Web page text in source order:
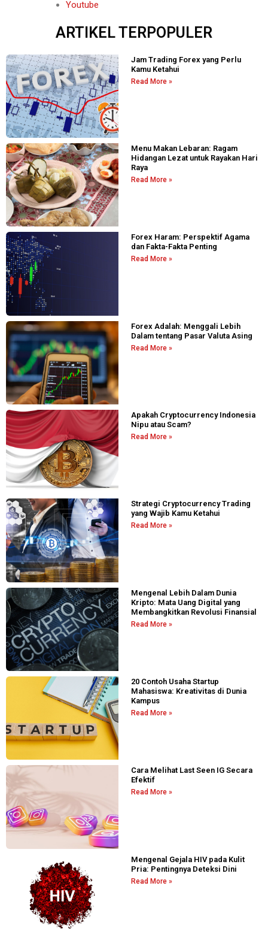
Youtube
ARTIKEL TERPOPULER
Jam Trading Forex yang Perlu
Kamu Ketahui
Read More »
Menu Makan Lebaran: Ragam
Hidangan Lezat untuk Rayakan Hari
Raya
Read More »
Forex Haram: Perspektif Agama
dan Fakta-Fakta Penting
Read More »
Forex Adalah: Menggali Lebih
Dalam tentang Pasar Valuta Asing
Read More »
Apakah Cryptocurrency Indonesia
Nipu atau Scam?
Read More »
Strategi Cryptocurrency Trading
yang Wajib Kamu Ketahui
Read More »
Mengenal Lebih Dalam Dunia
Kripto: Mata Uang Digital yang
Membangkitkan Revolusi Finansial
Read More »
20 Contoh Usaha Startup
Mahasiswa: Kreativitas di Dunia
Kampus
Read More »
Cara Melihat Last Seen IG Secara
Efektif
Read More »
Mengenal Gejala HIV pada Kulit
Pria: Pentingnya Deteksi Dini
Read More »